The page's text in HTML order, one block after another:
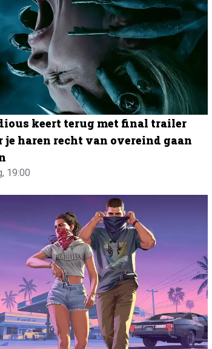
keert terug met final trailer
je haren recht van overeind gaan
19:00